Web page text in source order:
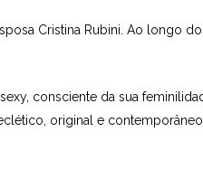
Cristina Rubini. Ao longo
consciente da sua
original e